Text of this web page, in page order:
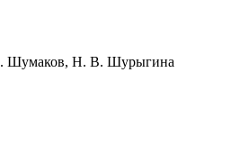
Шумаков, Н. В. Шурыгина